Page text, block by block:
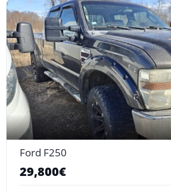
Ford F250
29,800€